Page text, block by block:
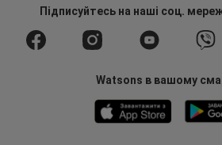
Підписуйтесьна наші соц.
Watsons в вашому